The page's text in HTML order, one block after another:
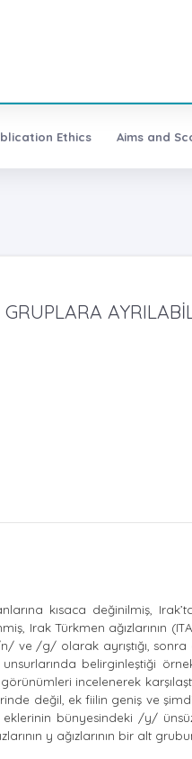
Ethics Aims and
kısaca değinilmiş,
Irak Türkmen ağızlarının
ve /g/ olarak ayrıştığı,
belirginleştiği
incelenerek
değil, ek fiilin geniş ve
bünyesindeki /y/
y ağızlarının bir alt